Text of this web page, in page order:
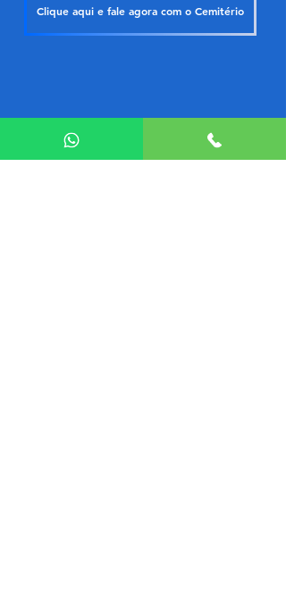
Clique aqui e fale agora com o Cemitério